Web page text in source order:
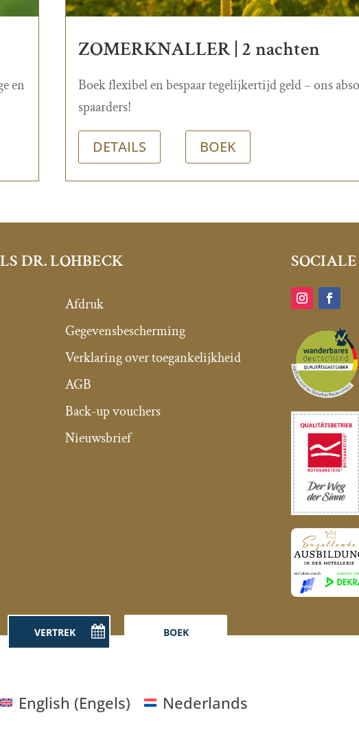
en
ZOMERKNALLER | 2 nachten
Boek flexibel en bespaar tegelijkertijd geld – ons
spaarders!
DETAILS BOEK
DR. LOHBECK
Afdruk
Gegevensbescherming
Verklaring over toegankelijkheid
AGB
Back-up vouchers
Nieuwsbrief
English (Engels) Nederlands